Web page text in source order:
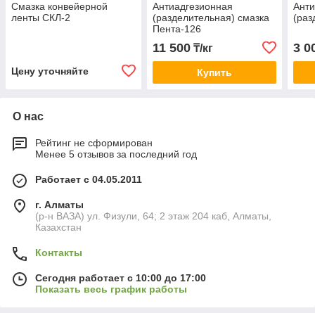
Смазка конвейерной
ленты СКЛ-2
Цену уточняйте
Антиадгезионная
(разделительная) смазка
Пента-126
11 500₸/кг
Купить
3
О нас
Рейтинг не сформирован
Менее 5 отзывов за последний год
Работает с 04.05.2011
г. Алматы
(р-н ВАЗА) ул. Физули, 64; 2 этаж 204 каб, Алматы,
Казахстан
Контакты
Сегодня работает с 10:00 до 17:00
Показать весь график работы